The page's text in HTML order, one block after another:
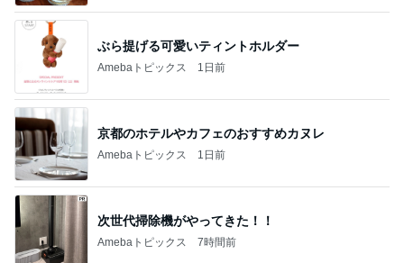
ぶら提げる可愛いティントホルダー
Amebaトピックス 1日前
京都のホテルやカフェのおすすめカヌレ
Amebaトピックス 1日前
次世代掃除機がやってきた！！
Amebaトピックス 7時間前